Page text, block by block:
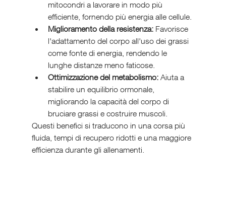
mitocondri a lavorare in modo più
efficiente, fornendo più energia alle cellule.
Miglioramento della resistenza: Favorisce
l'adattamento del corpo all'uso dei grassi
come fonte di energia, rendendo le
lunghe distanze meno faticose.
Ottimizzazione del metabolismo: Aiuta a
stabilire un equilibrio ormonale,
migliorando la capacità del corpo di
bruciare grassi e costruire muscoli.
Questi benefici si traducono in una corsa più
fluida, tempi di recupero ridotti e una maggiore
efficienza durante gli allenamenti.